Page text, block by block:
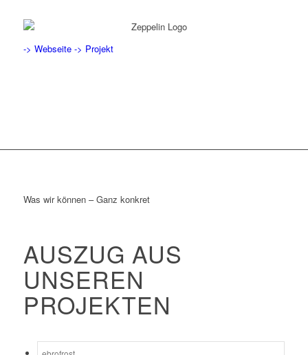
-> Webseite -> Projekt
Was wir können – Ganz konkret
AUSZUG AUS
UNSEREN
PROJEKTEN